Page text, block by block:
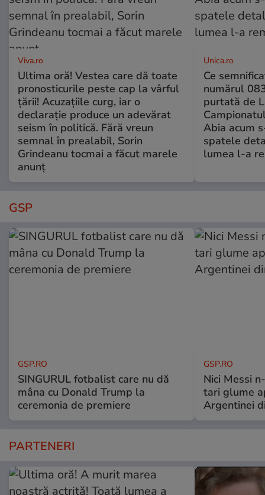
Viva.ro
Ultima oră! Vestea care dă toate
pronosticurile peste cap la vârful
țării! Acuzațiile curg, iar o
declarație produce un adevărat
seism în politică. Fără vreun
semnal în prealabil, Sorin
Grindeanu tocmai a făcut marele
anunț
Unica.ro
Ce
numărul
purtată de
Abia acum
spatele
lumea l-a
GSP
GSP.RO
SINGURUL fotbalist care nu dă
mâna cu Donald Trump la
ceremonia de premiere
GSP.RO
Nici Messi
tari glume
Argentinei
PARTENERI